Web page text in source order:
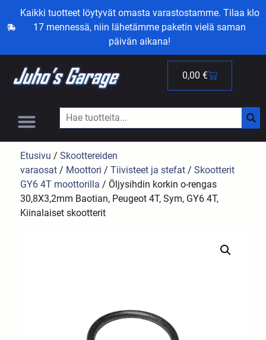
Kaikki tuotteet löytyvät omasta varastostamme. Tilaa klo
17 mennessä, niin lähetämme paketin vielä saman
päivän aikana!
0,00 €
Etusivu /Skoottereiden
varaosat / Moottori /Tiivisteet ja stefat /Skootterit
GY6 4T moottorilla / Öljysihdin korkin o-rengas
30,8X3,2mm Baotian, Peugeot 4T, Sym, GY6 4T,
Kiinalaiset skootterit